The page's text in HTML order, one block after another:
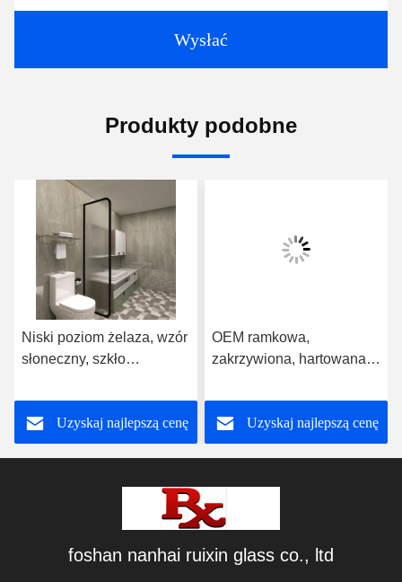
Wysłać
Produkty podobne
Niski poziom żelaza, wzór
słoneczny, szkło
superbiały
Uzyskaj najlepszą cenę
OEM ramkowa,
zakrzywiona, hartowana,
Uzyskaj najlepszą cenę
foshan nanhai ruixin glass co., ltd